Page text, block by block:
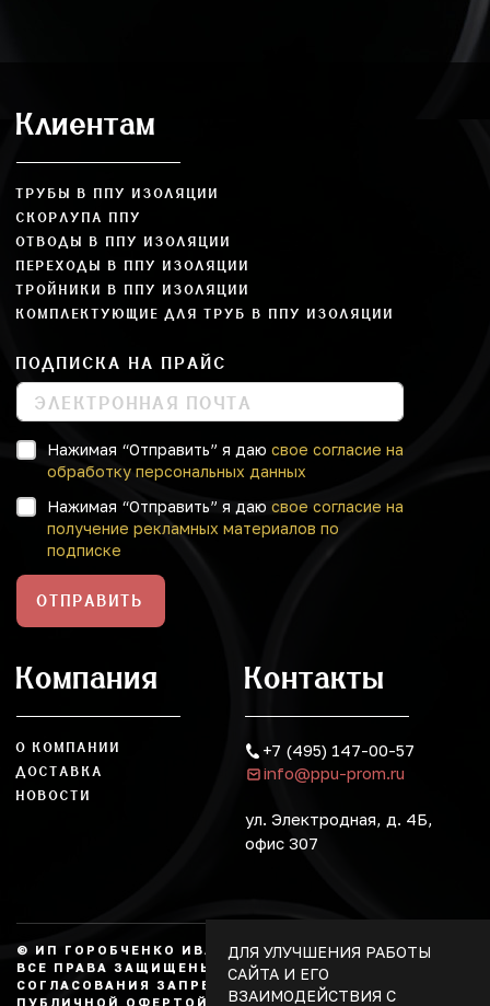
Клиентам
ТРУБЫ В ППУ ИЗОЛЯЦИИ
СКОРЛУПА ППУ
ОТВОДЫ В ППУ ИЗОЛЯЦИИ
ПЕРЕХОДЫ В ППУ ИЗОЛЯЦИИ
ТРОЙНИКИ В ППУ ИЗОЛЯЦИИ
КОМПЛЕКТУЮЩИЕ ДЛЯ ТРУБ В ППУ ИЗОЛЯЦИИ
ПОДПИСКА НА ПРАЙС
Нажимая “Отправить” я даю свое согласие на
обработку персональных данных
Нажимая “Отправить” я даю свое согласие на
получение рекламных материалов по
подписке
ОТПРАВИТЬ
Компания
О КОМПАНИИ
ДОСТАВКА
НОВОСТИ
Контакты
+7 (495) 147-00-57
info@ppu-prom.ru
ул. Электродная, д. 4Б,
офис 307
© ИП ГОРОБЧЕНКО ИВАН АЛЕКСАНДРОВИЧ, 2026.
ВСЕ ПРАВА ЗАЩИЩЕНЫ, КОПИРОВАНИЕ БЕЗ
СОГЛАСОВАНИЯ ЗАПРЕЩЕНО. НЕ ЯВЛЯЕТСЯ
ПУБЛИЧНОЙ ОФЕРТОЙ.
ДЛЯ УЛУЧШЕНИЯ РАБОТЫ
САЙТА И ЕГО
ВЗАИМОДЕЙСТВИЯ С